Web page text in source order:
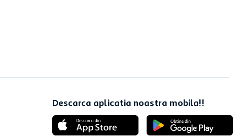
Descarca aplicatia noastra mobila!!